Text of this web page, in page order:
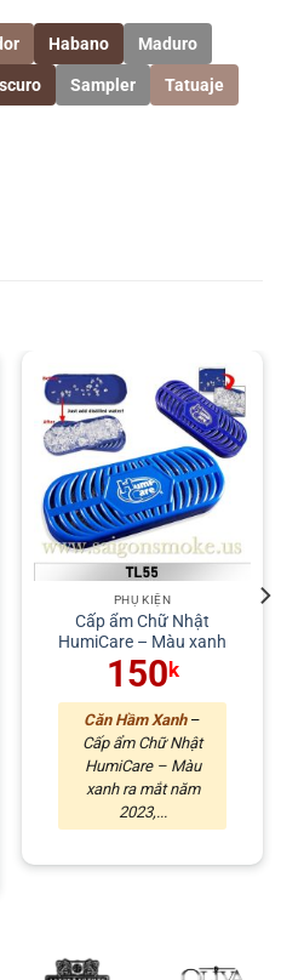
Habano Maduro
Sampler Tatuaje
PHỤ KIỆN
Cấp ẩm Chữ Nhật
HumiCare – Màu xanh
150 k
Căn Hầm Xanh–
Cấp ẩm Chữ Nhật
HumiCare – Màu
xanh ra mắt năm
2023,...